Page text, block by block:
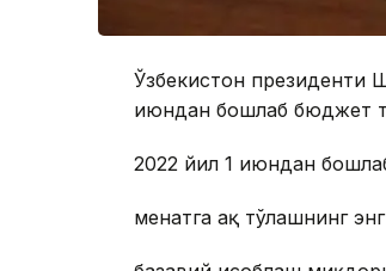
Ўзбекистон президенти
июндан бошлаб бюджет
2022 йил 1 июндан
меҳнатга ҳақ тўлашнинг